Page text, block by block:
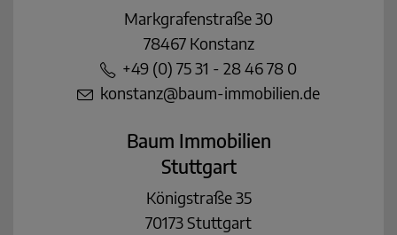
Markgrafenstraße 30
78467 Konstanz
+49 (0) 75 31 - 28 46 78 0
konstanz@baum-immobilien.de
Baum Immobilien
Stuttgart
Königstraße 35
70173 Stuttgart